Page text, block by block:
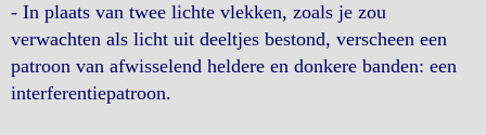
- In plaats van twee lichte vlekken, zoals je zou
verwachten als licht uit deeltjes bestond, verscheen een
patroon van afwisselend heldere en donkere banden: een
interferentiepatroon.